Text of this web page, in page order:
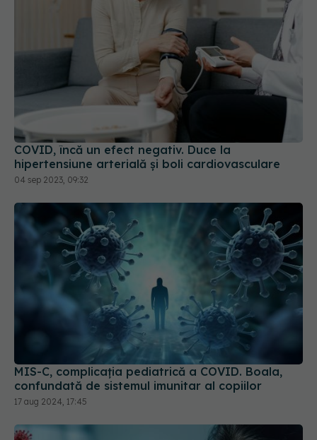
COVID, încă un efect negativ. Duce la
hipertensiune arterială și boli cardiovasculare
04 sep 2023, 09:32
MIS-C, complicația pediatrică a COVID. Boala,
confundată de sistemul imunitar al copiilor
17 aug 2024, 17:45